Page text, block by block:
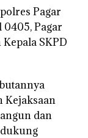
Pagar
Pagar
SKPD
Kejaksaan
dan